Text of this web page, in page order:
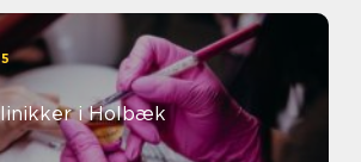
i Holbæk